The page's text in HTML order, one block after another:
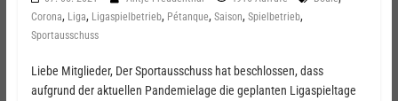
Corona, Liga, Ligaspielbetrieb, Pétanque, Saison, Spielbetrieb,
Sportausschuss
Liebe Mitglieder, Der Sportausschuss hat beschlossen, dass
aufgrund der aktuellen Pandemielage die geplanten Ligaspieltage